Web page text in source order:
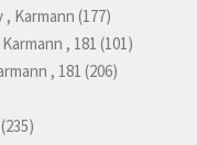
Karmann (177)
, 181 (101)
, 181 (206)
(235)